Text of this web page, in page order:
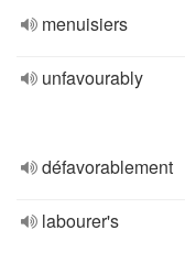
menuisiers
unfavourably
défavorablement
labourer's